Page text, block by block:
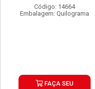
Código: 14664
Embalagem: Quilograma
FAÇA SEU